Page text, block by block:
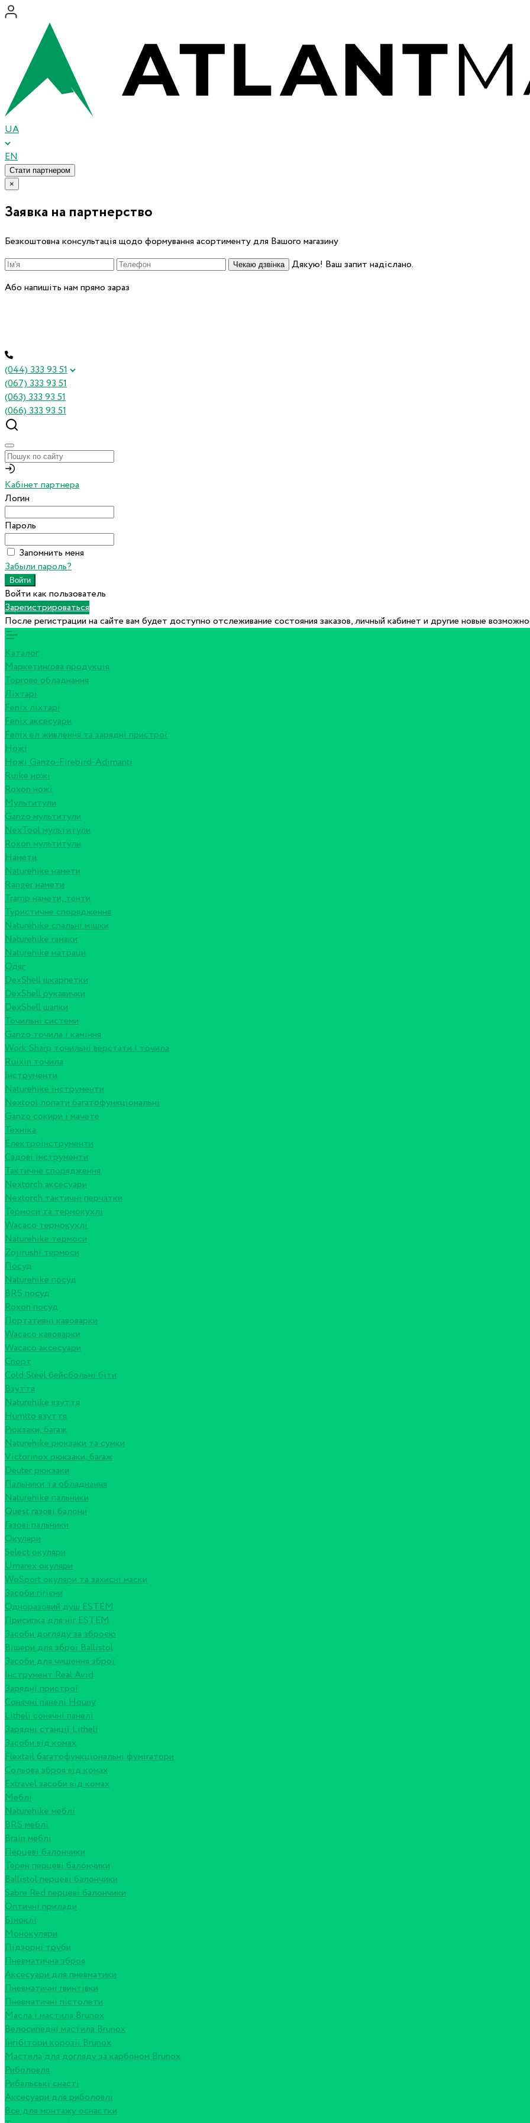
UA
EN
Стати партнером
×
Заявка на партнерство
Безкоштовна консультація щодо формування асортименту для Вашого магазину
Чекаю дзвінка
Дякую! Ваш запит надіслано.
Або напишіть нам прямо зараз
(044) 333 93 51
(067) 333 93 51
(063) 333 93 51
(066) 333 93 51
Кабінет партнера
Логин
Пароль
Запомнить меня
Забыли пароль?
Войти как пользователь
Зарегистрироваться
После регистрации на сайте вам будет доступно отслеживание состояния заказов, личный кабинет и другие новые
Каталог
Маркетингова продукція
Торгове обладнання
Ліхтарі
Fenix ліхтарі
Fenix аксесуари
Fenix ел живлення та зарядні пристрої
Ножі
Ножі Ganzo-Firebird-Adimanti
Ruike ножі
Roxon ножi
Мультитули
Ganzo мультитули
NexTool мультитули
Roxon мультитули
Намети
Naturehike намети
Ranger намети
Tramp намети, тенти
Туристичне спорядження
Naturehike спальні мішки
Naturehike гамаки
Naturehike матраци
Одяг
DexShell шкарпетки
DexShell рукавички
DexShell шапки
Точильні системи
Ganzo точила і каміння
Work Sharp точильні верстати і точила
Ruixin точила
Інструменти
Naturehike інструменти
Nextool лопати багатофункціональні
Ganzo сокири і мачете
Техніка
Електроінструменти
Садові інструменти
Тактичне спорядження
Nextorch аксесуари
Nextorch тактичні перчатки
Термоси та термокухлі
Wacaco термокухлі
Naturehike термоси
Zojirushi термоси
Посуд
Naturehike посуд
BRS посуд
Roxon посуд
Портативні кавоварки
Wacaco кавоварки
Wacaco аксесуари
Спорт
Cold Steel бейсбольні біти
Взуття
Naturehike взуття
Humtto взуття
Рюкзаки, багаж
Naturehike рюкзаки та сумки
Victorinox рюкзаки, багаж
Deuter рюкзаки
Пальники та обладнання
Naturehike пальники
Quest газові балони
Газові пальники
Окуляри
Select окуляри
Umarex окуляри
WoSport окуляри та захисні маски
Засоби гігієни
Одноразовий душ ESTEM
Присипка для ніг ESTEM
Засоби догляду за зброєю
Вішери для зброї Ballistol
Засоби для чищення зброї
Інструмент Real Avid
Зарядні пристрої
Сонячні панелі Houny
Litheli сонячні панелі
Зарядні станції Litheli
Засоби від комах
Flextail багатофункціональні фумігатори
Сольова зброя від комах
Extravel засоби від комах
Меблі
Naturehike меблі
BRS меблі
Brain меблі
Перцеві балончики
Терен перцеві балончики
Ballistol перцеві балончики
Sabre Red перцеві балончики
Оптичні прилади
Біноклі
Монокуляри
Підзорні труби
Пневматична зброя
Аксесуари для пневматики
Пневматичні гвинтівки
Пневматичні пістолети
Масла і мастила Brunox
Велосипедні мастила Brunox
Інгібітори корозії Brunox
Мастила для догляду за карбоном Brunox
Риболовля
Рибальські снасті
Аксесуари для риболовлі
Все для монтажу оснастки